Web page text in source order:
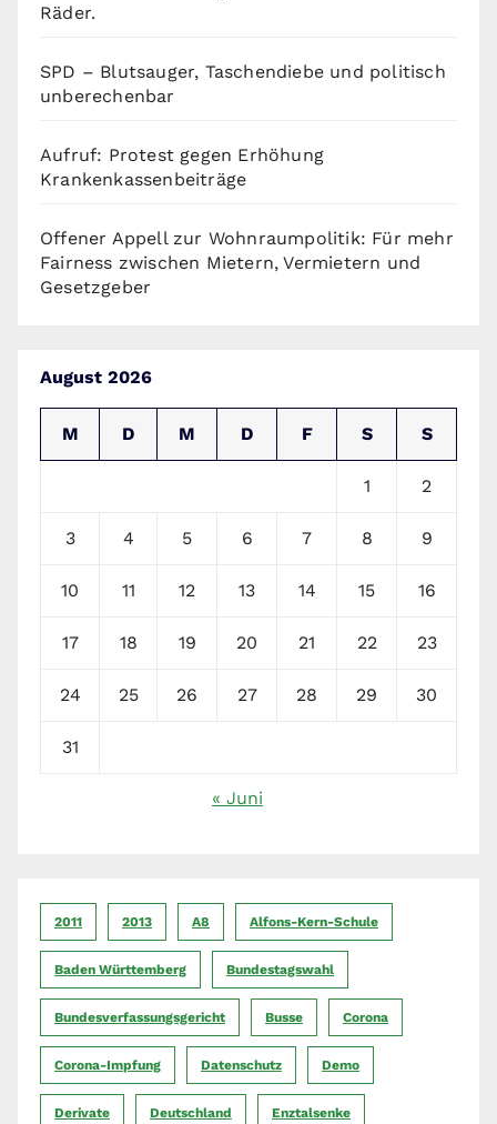
Räder.
SPD – Blutsauger, Taschendiebe und politisch
unberechenbar
Aufruf: Protest gegen Erhöhung
Krankenkassenbeiträge
Offener Appell zur Wohnraumpolitik: Für mehr
Fairness zwischen Mietern, Vermietern und
Gesetzgeber
August 2026
M D M D F S S
1 2
3 4 5 6 7 8 9
10 11 12 13 14 15 16
17 18 19 20 21 22 23
24 25 26 27 28 29 30
31
« Juni
2011 2013 A8 Alfons-Kern-Schule
Baden Württemberg Bundestagswahl
Bundesverfassungsgericht Busse Corona
Corona-Impfung Datenschutz Demo
Derivate Deutschland Enztalsenke